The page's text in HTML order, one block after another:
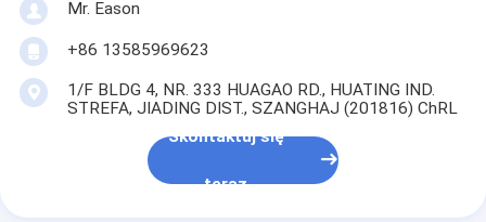
Mr. Eason
+86 13585969623
1/F BLDG 4, NR. 333 HUAGAO RD., HUATING IND.
STREFA, JIADING DIST., SZANGHAJ (201816) ChRL
Skontaktuj się
teraz